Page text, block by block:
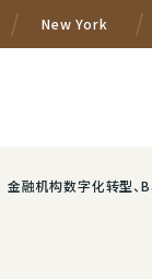
New York
金融机构数字化转型、